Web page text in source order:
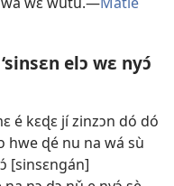
elɔ wɛ nyɔ́
é kɛɖɛ jí zinzɔn dó dó
hwe ɖé nu na wá sù
[sinsɛngán]